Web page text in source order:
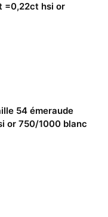
=0,22ct hsi or
54 émeraude
or 750/1000 blanc